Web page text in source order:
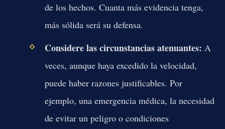
de los hechos. Cuanta más evidencia tenga,
más sólida será su defensa.
Considere las circunstancias atenuantes: A
veces, aunque haya excedido la velocidad,
puede haber razones justificables. Por
ejemplo, una emergencia médica, la necesidad
de evitar un peligro o condiciones